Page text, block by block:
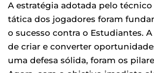
A estratégia adotada pelo técnico
tática dos jogadores foram
o sucesso contra o Estudiantes.
de criar e converter
uma defesa sólida, foram os